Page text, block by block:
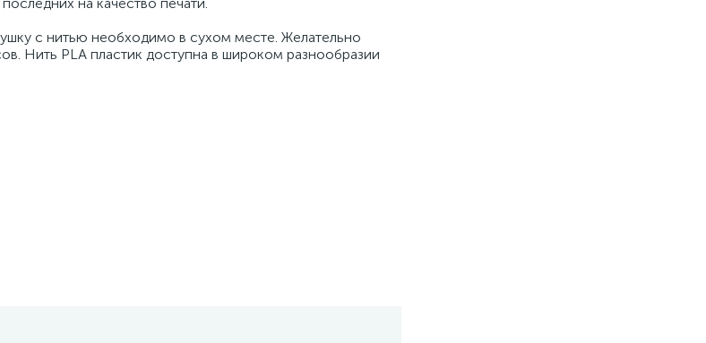
с нитью необходимо в сухом месте. Желательно
Нить PLA пластик доступна в широком разнообразии